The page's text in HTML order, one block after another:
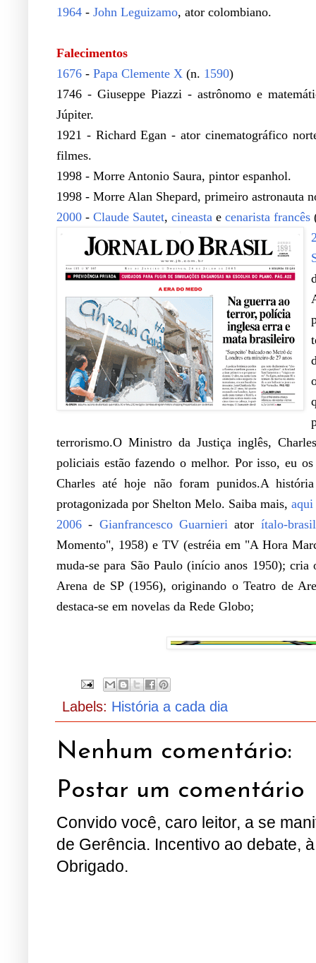
1964 - John Leguizamo, ator colombiano.
Falecimentos
1676 - Papa Clemente X (n. 1590)
1746 - Giuseppe Piazzi - astrônomo e
Júpiter.
1921 - Richard Egan - ator cinematográfico
filmes.
1998 - Morre Antonio Saura, pintor espanhol.
1998 - Morre Alan Shepard, primeiro astronauta
2000 - Claude Sautet, cineasta e cenarista francês
terrorismo.O Ministro da Justiça inglês,
policiais estão fazendo o melhor. Por isso, eu
Charles até hoje não foram punidos.A
protagonizada por Shelton Melo. Saiba mais, aqui
2006 - Gianfrancesco Guarnieri ator ítalo-
Momento", 1958) e TV (estréia em "A Hora
muda-se para São Paulo (início anos 1950);
Arena de SP (1956), originando o Teatro de
destaca-se em novelas da Rede Globo;
Labels: História a cada dia
Nenhum comentário:
Postar um comentário
Convido você, caro leitor, a se
de Gerência. Incentivo ao debate,
Obrigado.